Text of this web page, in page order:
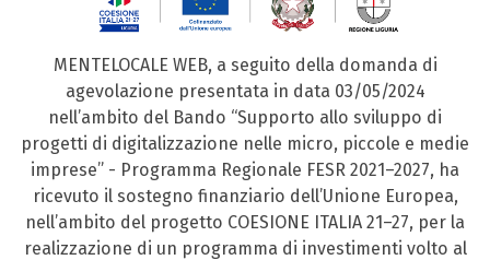
MENTELOCALE WEB, a seguito della domanda di
agevolazione presentata in data 03/05/2024
nell’ambito del Bando “Supporto allo sviluppo di
progetti di digitalizzazione nelle micro, piccole e medie
imprese” - Programma Regionale FESR 2021–2027, ha
ricevuto il sostegno finanziario dell’Unione Europea,
nell’ambito del progetto COESIONE ITALIA 21–27, per la
realizzazione di un programma di investimenti volto al